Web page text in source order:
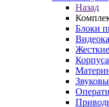
Назад
Блоки
Корпуса